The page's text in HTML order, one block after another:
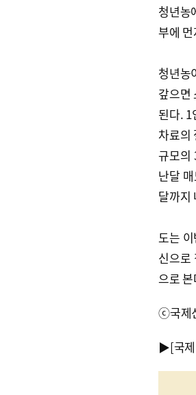
청년농
부에
청년농
갚으면
된다.
차료의
규모의
난달
달까지
도는
신으로
으로
ⓒ국제
▶[국